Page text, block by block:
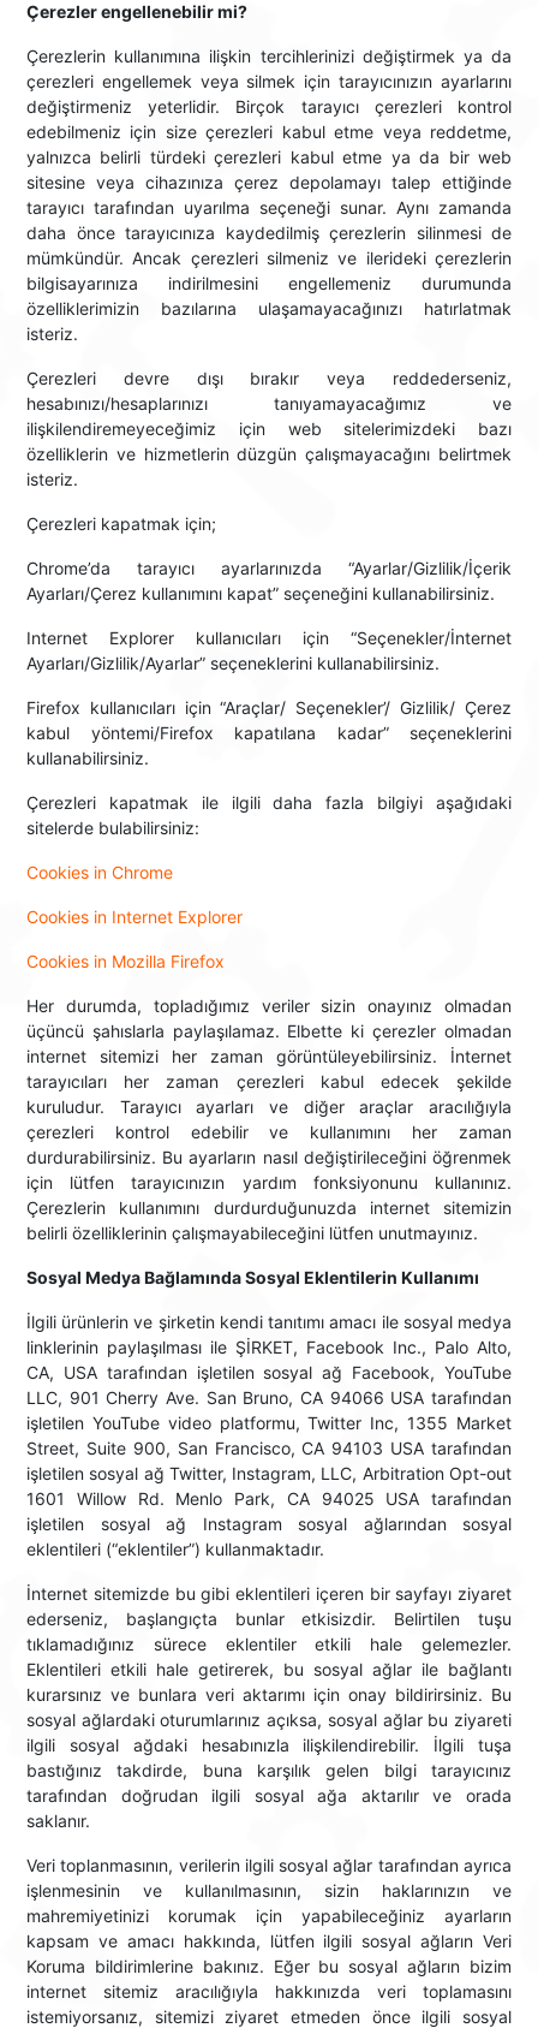
Çerezler engellenebilir mi?
Çerezlerin kullanımına ilişkin tercihlerinizi değiştirmek ya da
çerezleri engellemek veya silmek için tarayıcınızın ayarlarını
değiştirmeniz yeterlidir. Birçok tarayıcı çerezleri kontrol
edebilmeniz için size çerezleri kabul etme veya reddetme,
yalnızca belirli türdeki çerezleri kabul etme ya da bir web
sitesine veya cihazınıza çerez depolamayı talep ettiğinde
tarayıcı tarafından uyarılma seçeneği sunar. Aynı zamanda
daha önce tarayıcınıza kaydedilmiş çerezlerin silinmesi de
mümkündür. Ancak çerezleri silmeniz ve ilerideki çerezlerin
bilgisayarınıza indirilmesini engellemeniz durumunda
özelliklerimizin bazılarına ulaşamayacağınızı hatırlatmak
isteriz.
Çerezleri devre dışı bırakır veya reddederseniz,
hesabınızı/hesaplarınızı tanıyamayacağımız ve
ilişkilendiremeyeceğimiz için web sitelerimizdeki bazı
özelliklerin ve hizmetlerin düzgün çalışmayacağını belirtmek
isteriz.
Çerezleri kapatmak için;
Chrome’da tarayıcı ayarlarınızda “Ayarlar/Gizlilik/İçerik
Ayarları/Çerez kullanımını kapat” seçeneğini kullanabilirsiniz.
Internet Explorer kullanıcıları için “Seçenekler/İnternet
Ayarları/Gizlilik/Ayarlar” seçeneklerini kullanabilirsiniz.
Firefox kullanıcıları için “Araçlar/ Seçenekler’/ Gizlilik/ Çerez
kabul yöntemi/Firefox kapatılana kadar” seçeneklerini
kullanabilirsiniz.
Çerezleri kapatmak ile ilgili daha fazla bilgiyi aşağıdaki
sitelerde bulabilirsiniz:
Cookies in Chrome
Cookies in Internet Explorer
Cookies in Mozilla Firefox
Her durumda, topladığımız veriler sizin onayınız olmadan
üçüncü şahıslarla paylaşılamaz. Elbette ki çerezler olmadan
internet sitemizi her zaman görüntüleyebilirsiniz. İnternet
tarayıcıları her zaman çerezleri kabul edecek şekilde
kuruludur. Tarayıcı ayarları ve diğer araçlar aracılığıyla
çerezleri kontrol edebilir ve kullanımını her zaman
durdurabilirsiniz. Bu ayarların nasıl değiştirileceğini öğrenmek
için lütfen tarayıcınızın yardım fonksiyonunu kullanınız.
Çerezlerin kullanımını durdurduğunuzda internet sitemizin
belirli özelliklerinin çalışmayabileceğini lütfen unutmayınız.
Sosyal Medya Bağlamında Sosyal Eklentilerin Kullanımı
İlgili ürünlerin ve şirketin kendi tanıtımı amacı ile sosyal medya
linklerinin paylaşılması ile ŞİRKET, Facebook Inc., Palo Alto,
CA, USA tarafından işletilen sosyal ağ Facebook, YouTube
LLC, 901 Cherry Ave. San Bruno, CA 94066 USA tarafından
işletilen YouTube video platformu, Twitter Inc, 1355 Market
Street, Suite 900, San Francisco, CA 94103 USA tarafından
işletilen sosyal ağ Twitter, Instagram, LLC, Arbitration Opt-out
1601 Willow Rd. Menlo Park, CA 94025 USA tarafından
işletilen sosyal ağ Instagram sosyal ağlarından sosyal
eklentileri (“eklentiler”) kullanmaktadır.
İnternet sitemizde bu gibi eklentileri içeren bir sayfayı ziyaret
ederseniz, başlangıçta bunlar etkisizdir. Belirtilen tuşu
tıklamadığınız sürece eklentiler etkili hale gelemezler.
Eklentileri etkili hale getirerek, bu sosyal ağlar ile bağlantı
kurarsınız ve bunlara veri aktarımı için onay bildirirsiniz. Bu
sosyal ağlardaki oturumlarınız açıksa, sosyal ağlar bu ziyareti
ilgili sosyal ağdaki hesabınızla ilişkilendirebilir. İlgili tuşa
bastığınız takdirde, buna karşılık gelen bilgi tarayıcınız
tarafından doğrudan ilgili sosyal ağa aktarılır ve orada
saklanır.
Veri toplanmasının, verilerin ilgili sosyal ağlar tarafından ayrıca
işlenmesinin ve kullanılmasının, sizin haklarınızın ve
mahremiyetinizi korumak için yapabileceğiniz ayarların
kapsam ve amacı hakkında, lütfen ilgili sosyal ağların Veri
Koruma bildirimlerine bakınız. Eğer bu sosyal ağların bizim
internet sitemiz aracılığıyla hakkınızda veri toplamasını
istemiyorsanız, sitemizi ziyaret etmeden önce ilgili sosyal